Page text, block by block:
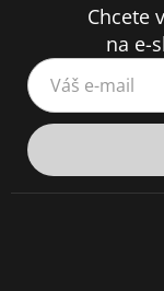
Chcete
na e-
Váš e-mail